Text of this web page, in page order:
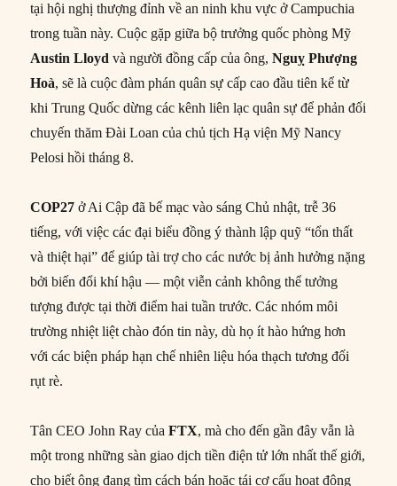
tại hội nghị thượng đỉnh về an ninh khu vực ở Campuchia
trong tuần này. Cuộc gặp giữa bộ trưởng quốc phòng Mỹ
Austin Lloyd và người đồng cấp của ông,Nguỵ Phượng
Hoà, sẽ là cuộc đàm phán quân sự cấp cao đầu tiên kể từ
khi Trung Quốc dừng các kênh liên lạc quân sự để phản đối
chuyến thăm Đài Loan của chủ tịch Hạ viện Mỹ Nancy
Pelosi hồi tháng 8.
COP27 ở Ai Cập đã bế mạc vào sáng Chủ nhật, trễ 36
tiếng, với việc các đại biểu đồng ý thành lập quỹ “tổn thất
và thiệt hại” để giúp tài trợ cho các nước bị ảnh hưởng nặng
bởi biến đổi khí hậu — một viễn cảnh không thể tưởng
tượng được tại thời điểm hai tuần trước. Các nhóm môi
trường nhiệt liệt chào đón tin này, dù họ ít hào hứng hơn
với các biện pháp hạn chế nhiên liệu hóa thạch tương đối
rụt rè.
Tân CEO John Ray củaFTX, mà cho đến gần đây vẫn là
một trong những sàn giao dịch tiền điện tử lớn nhất thế giới,
cho biết ông đang tìm cách bán hoặc tái cơ cấu hoạt động